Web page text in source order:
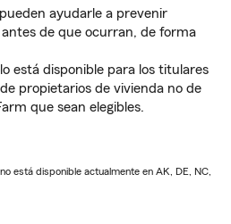
ayudarle a prevenir
de que ocurran, de forma
está disponible para los titulares
propietarios de vivienda no de
que sean elegibles.
está disponible actualmente en AK, DE, NC,